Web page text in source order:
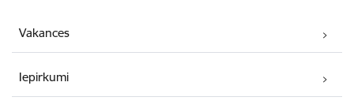
Vakances
Iepirkumi